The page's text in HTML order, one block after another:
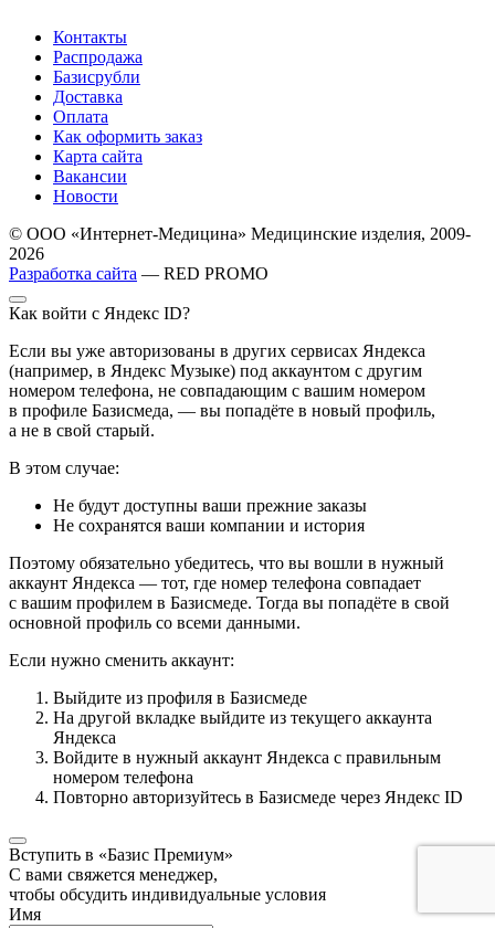
Контакты
Распродажа
Базисрубли
Доставка
Оплата
Как оформить заказ
Карта сайта
Вакансии
Новости
© ООО «Интернет-Медицина» Медицинские изделия, 2009-
2026
Разработка сайта — RED PROMO
Как войти с Яндекс ID?
Если вы уже авторизованы в других сервисах Яндекса
(например, в Яндекс Музыке) под аккаунтом с другим
номером телефона, не совпадающим с вашим номером
в профиле Базисмеда, — вы попадёте в новый профиль,
а не в свой старый.
В этом случае:
Не будут доступны ваши прежние заказы
Не сохранятся ваши компании и история
Поэтому обязательно убедитесь, что вы вошли в нужный
аккаунт Яндекса — тот, где номер телефона совпадает
с вашим профилем в Базисмеде. Тогда вы попадёте в свой
основной профиль со всеми данными.
Если нужно сменить аккаунт:
Выйдите из профиля в Базисмеде
На другой вкладке выйдите из текущего аккаунта
Яндекса
Войдите в нужный аккаунт Яндекса с правильным
номером телефона
Повторно авторизуйтесь в Базисмеде через Яндекс ID
Вступить в «Базис Премиум»
С вами свяжется менеджер,
чтобы обсудить индивидуальные условия
Имя